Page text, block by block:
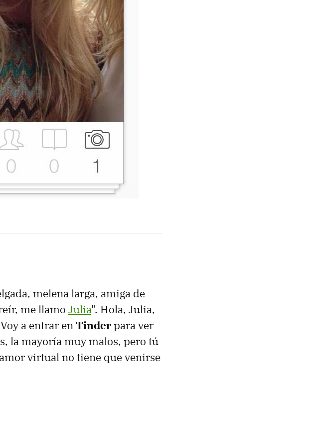
melena larga, amiga de
me llamo Julia". Hola, Julia,
a entrar enTinderpara ver
la mayoría muy malos, pero tú
virtual no tiene que venirse